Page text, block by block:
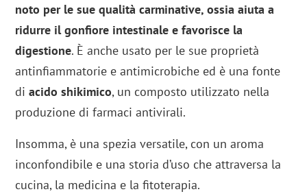
noto per le sue qualità carminative, ossia aiuta a
ridurre il gonfiore intestinale e favorisce la
digestione. È anche usato per le sue proprietà
antinfiammatorie e antimicrobiche ed è una fonte
diacido shikimico, un composto utilizzato nella
produzione di farmaci antivirali.
Insomma, è una spezia versatile, con un aroma
inconfondibile e una storia d’uso che attraversa la
cucina, la medicina e la fitoterapia.